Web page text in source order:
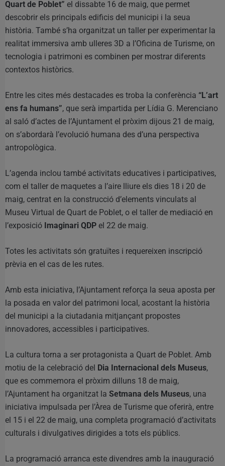
Quart de Poblet” el dissabte 16 de maig, que permet
descobrir els principals edificis del municipi i la seua
història. També s’ha organitzat un taller per experimentar la
realitat immersiva amb ulleres 3D a l’Oficina de Turisme, on
tecnologia i patrimoni es combinen per mostrar diferents
contextos històrics.
Entre les cites més destacades es troba la conferència “L’art
ens fa humans”, que serà impartida per Lídia G. Merenciano
al saló d’actes de l’Ajuntament el pròxim dijous 21 de maig,
on s’abordarà l’evolució humana des d’una perspectiva
antropològica.
L’agenda inclou també activitats educatives i participatives,
com el taller de maquetes a l’aire lliure els dies 18 i 20 de
maig, centrat en la construcció d’elements vinculats al
Museu Virtual de Quart de Poblet, o el taller de mediació en
l’exposició Imaginari QDP el 22 de maig.
Totes les activitats són gratuïtes i requereixen inscripció
prèvia en el cas de les rutes.
Amb esta iniciativa, l’Ajuntament reforça la seua aposta per
la posada en valor del patrimoni local, acostant la història
del municipi a la ciutadania mitjançant propostes
innovadores, accessibles i participatives.
La cultura torna a ser protagonista a Quart de Poblet. Amb
motiu de la celebració del Dia Internacional dels Museus,
que es commemora el pròxim dilluns 18 de maig,
l’Ajuntament ha organitzat la Setmana dels Museus, una
iniciativa impulsada per l’Àrea de Turisme que oferirà, entre
el 15 i el 22 de maig, una completa programació d’activitats
culturals i divulgatives dirigides a tots els públics.
La programació arranca este divendres amb la inauguració